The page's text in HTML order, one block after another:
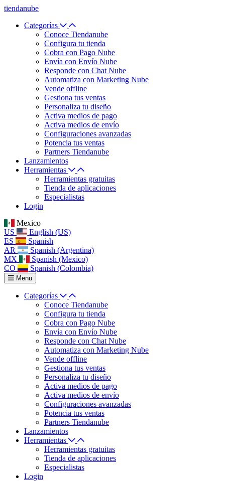
tiendanube
Categorías
Conoce Tiendanube
Configura tu tienda
Cobra con Pago Nube
Envía con Envío Nube
Responde con Chat Nube
Automatiza con Marketing Nube
Vende offline
Gestiona tus ventas
Personaliza tu diseño
Activa medios de pago
Activa medios de envío
Configuraciones avanzadas
Potencia tus ventas
Partners Tiendanube
Lanzamientos
Herramientas
Herramientas gratuitas
Tienda de aplicaciones
Especialistas
Login
Mexico
US
English (US)
ES
Spanish
AR
Spanish (Argentina)
MX
Spanish (Mexico)
CO
Spanish (Colombia)
Menu
Categorías
Conoce Tiendanube
Configura tu tienda
Cobra con Pago Nube
Envía con Envío Nube
Responde con Chat Nube
Automatiza con Marketing Nube
Vende offline
Gestiona tus ventas
Personaliza tu diseño
Activa medios de pago
Activa medios de envío
Configuraciones avanzadas
Potencia tus ventas
Partners Tiendanube
Lanzamientos
Herramientas
Herramientas gratuitas
Tienda de aplicaciones
Especialistas
Login